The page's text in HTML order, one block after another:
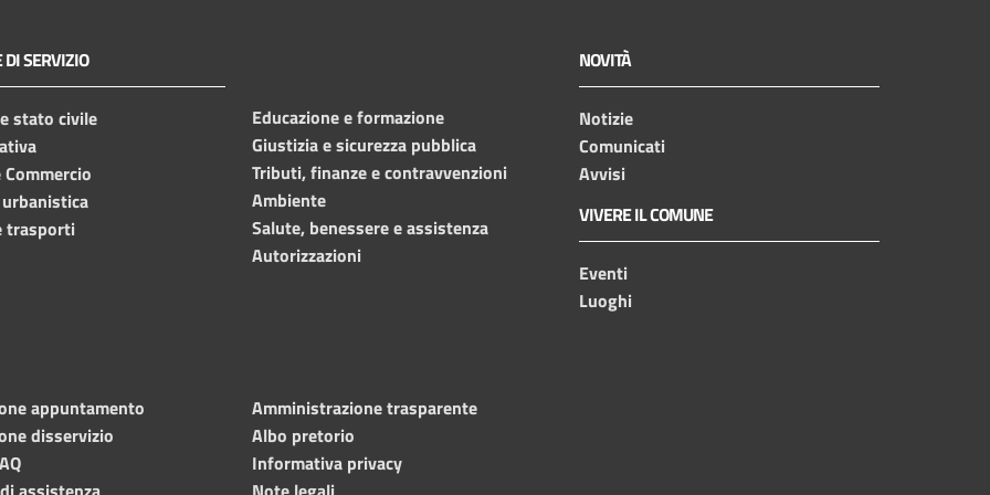
DI SERVIZIO
stato civile
trasporti
Educazione e formazione
Giustizia e sicurezza pubblica
Tributi, finanze e contravvenzioni
Ambiente
Salute, benessere e assistenza
Autorizzazioni
NOVITÀ
Notizie
Comunicati
Avvisi
VIVERE IL COMUNE
Eventi
Luoghi
appuntamento
disservizio
Amministrazione trasparente
Albo pretorio
Informativa privacy